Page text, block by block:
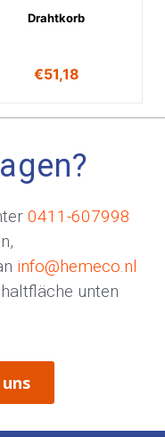
Drahtkorb
€51,18
0411-607998
info@hemeco.nl
unten